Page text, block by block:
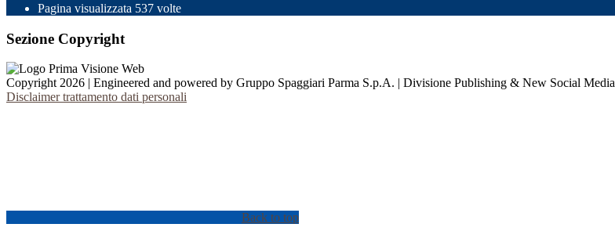
Pagina visualizzata 537 volte
Sezione Copyright
Copyright 2026 | Engineered and powered by Gruppo Spaggiari Parma S.p.A. | Divisione Publishing & New Social Media
Disclaimer trattamento dati personali
Back to top